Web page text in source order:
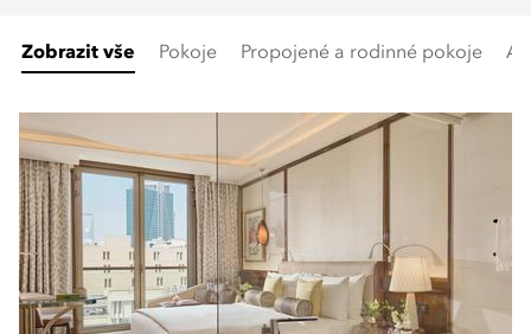
Zobrazit vše Pokoje Propojené a rodinné pokoje